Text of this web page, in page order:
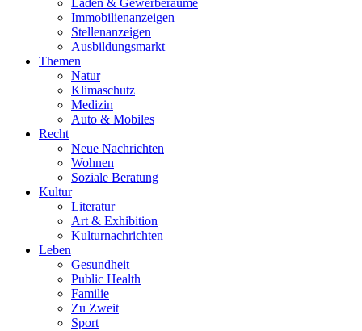
Läden & Gewerberäume
Immobilienanzeigen
Stellenanzeigen
Ausbildungsmarkt
Themen
Natur
Klimaschutz
Medizin
Auto & Mobiles
Recht
Neue Nachrichten
Wohnen
Soziale Beratung
Kultur
Literatur
Art & Exhibition
Kulturnachrichten
Leben
Gesundheit
Public Health
Familie
Zu Zweit
Sport